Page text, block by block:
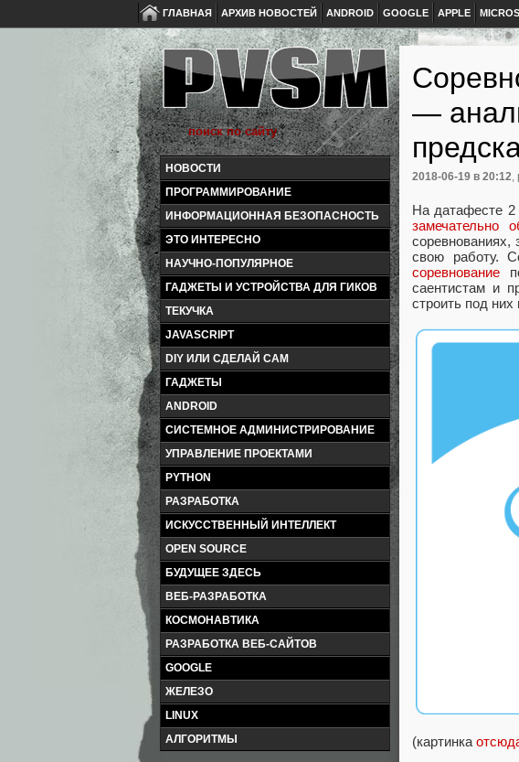
ГЛАВНАЯ АРХИВ НОВОСТЕЙ ANDROID GOOGLE APPLE
НОВОСТИ
ПРОГРАММИРОВАНИЕ
ИНФОРМАЦИОННАЯ БЕЗОПАСНОСТЬ
ЭТО ИНТЕРЕСНО
НАУЧНО-ПОПУЛЯРНОЕ
ГАДЖЕТЫ И УСТРОЙСТВА ДЛЯ ГИКОВ
ТЕКУЧКА
JAVASCRIPT
DIY ИЛИ СДЕЛАЙ САМ
ГАДЖЕТЫ
ANDROID
СИСТЕМНОЕ АДМИНИСТРИРОВАНИЕ
УПРАВЛЕНИЕ ПРОЕКТАМИ
PYTHON
РАЗРАБОТКА
ИСКУССТВЕННЫЙ ИНТЕЛЛЕКТ
OPEN SOURCE
БУДУЩЕЕ ЗДЕСЬ
ВЕБ-РАЗРАБОТКА
КОСМОНАВТИКА
РАЗРАБОТКА ВЕБ-САЙТОВ
GOOGLE
ЖЕЛЕЗО
LINUX
АЛГОРИТМЫ
—
2018-06-19 в 20:12,
На датафесте
замечательно
соревнованиях,
свою работу.
соревнование
саентистам и
строить под них
(картинка